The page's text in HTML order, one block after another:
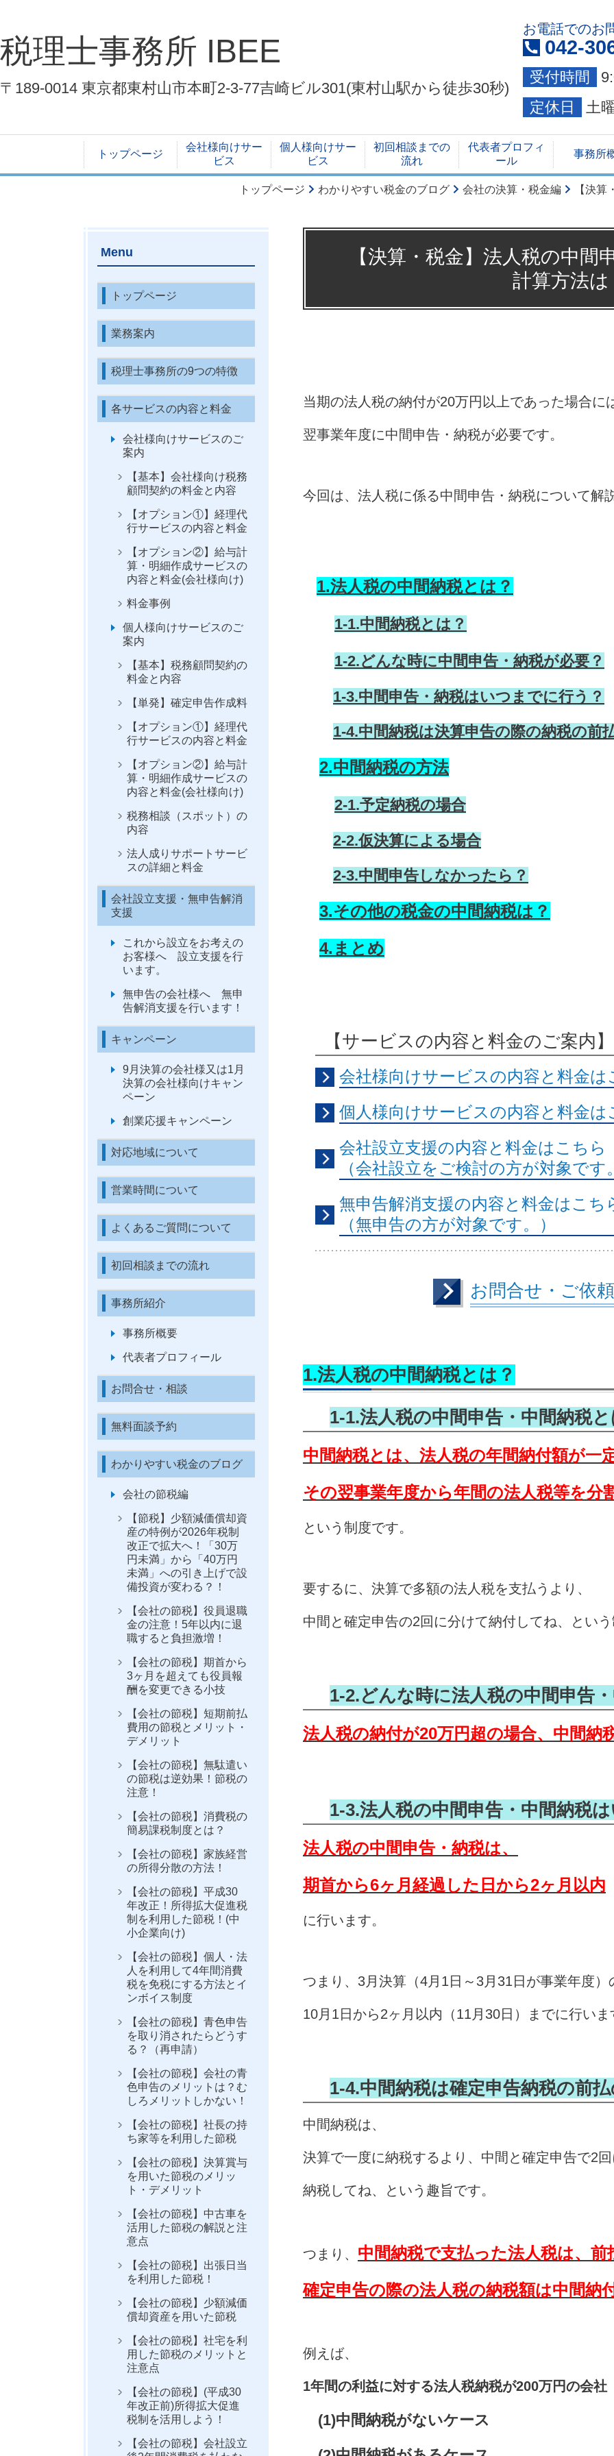
税理士事務所 IBEE
〒189-0014 東京都東村山市本町2-3-77吉崎ビル301(東村山駅から徒歩30秒)
お電話でのお
042-
受付時間
定休日
土
トップページ
会社様向けサー
ビス
個人様向けサー
ビス
初回相談までの
流れ
代表者プロフィ
ール
事務所
トップページ わかりやすい税金のブログ 会社の決算・税金編 【決
【決算・税金】法人税の中間
計算方法は
当期の法人税の納付が20万円以上であった場合に
翌事業年度に中間申告・納税が必要です。
今回は、法人税に係る中間申告・納税について解
1.法人税の中間納税とは？
1-1.中間納税とは？
1-2.どんな時に中間申告・納税が必要？
1-3.中間申告・納税はいつまでに行う？
1-4.中間納税は決算申告の際の納税の前
2.中間納税の方法
2-1.予定納税の場合
2-2.仮決算による場合
2-3.中間申告しなかったら？
3.その他の税金の中間納税は？
4.まとめ
【サービスの内容と料金のご案内】
会社様向けサービスの内容と料金は
個人様向けサービスの内容と料金は
会社設立支援の内容と料金はこちら
（会社設立をご検討の方が対象です
無申告解消支援の内容と料金はこち
（無申告の方が対象です。）
お問合せ・ご依
1.法人税の中間納税とは？
1-1.法人税の中間申告・中間納税
中間納税とは、法人税の年間納付額が一
その翌事業年度から年間の法人税等を分
という制度です。
要するに、決算で多額の法人税を支払うより、
中間と確定申告の2回に分けて納付してね、とい
1-2.どんな時に法人税の中間申告
法人税の納付が20万円超の場合、中間納
1-3.法人税の中間申告・中間納税
法人税の中間申告・納税は、
期首から6ヶ月経過した日から2ヶ月以内
に行います。
つまり、3月決算（4月1日～3月31日が事業年度）
10月1日から2ヶ月以内（11月30日）までに行いま
1-4.中間納税は確定申告納税の前
中間納税は、
決算で一度に納税するより、中間と確定申告で2
納税してね、という趣旨です。
つまり、 中間納税で支払った法人税は、
確定申告の際の法人税の納税額は中間納
例えば、
1年間の利益に対する法人税納税が200万円の会社
(1)中間納税がないケース
Menu
トップページ
業務案内
税理士事務所の9つの特徴
各サービスの内容と料金
会社様向けサービスのご
案内
【基本】会社様向け税務
顧問契約の料金と内容
【オプション①】経理代
行サービスの内容と料金
【オプション②】給与計
算・明細作成サービスの
内容と料金(会社様向け)
料金事例
個人様向けサービスのご
案内
【基本】税務顧問契約の
料金と内容
【単発】確定申告作成料
【オプション①】経理代
行サービスの内容と料金
【オプション②】給与計
算・明細作成サービスの
内容と料金(会社様向け)
税務相談（スポット）の
内容
法人成りサポートサービ
スの詳細と料金
会社設立支援・無申告解消
支援
これから設立をお考えの
お客様へ 設立支援を行
います。
無申告の会社様へ 無申
告解消支援を行います！
キャンペーン
9月決算の会社様又は1月
決算の会社様向けキャン
ペーン
創業応援キャンペーン
対応地域について
営業時間について
よくあるご質問について
初回相談までの流れ
事務所紹介
事務所概要
代表者プロフィール
お問合せ・相談
無料面談予約
わかりやすい税金のブログ
会社の節税編
【節税】少額減価償却資
産の特例が2026年税制
改正で拡大へ！「30万
円未満」から「40万円
未満」への引き上げで設
備投資が変わる？！
【会社の節税】役員退職
金の注意！5年以内に退
職すると負担激増！
【会社の節税】期首から
3ヶ月を超えても役員報
酬を変更できる小技
【会社の節税】短期前払
費用の節税とメリット・
デメリット
【会社の節税】無駄遣い
の節税は逆効果！節税の
注意！
【会社の節税】消費税の
簡易課税制度とは？
【会社の節税】家族経営
の所得分散の方法！
【会社の節税】平成30
年改正！所得拡大促進税
制を利用した節税！(中
小企業向け)
【会社の節税】個人・法
人を利用して4年間消費
税を免税にする方法とイ
ンボイス制度
【会社の節税】青色申告
を取り消されたらどうす
る？（再申請）
【会社の節税】会社の青
色申告のメリットは？む
しろメリットしかない！
【会社の節税】社長の持
ち家等を利用した節税
【会社の節税】決算賞与
を用いた節税のメリッ
ト・デメリット
【会社の節税】中古車を
活用した節税の解説と注
意点
【会社の節税】出張日当
を利用した節税！
【会社の節税】少額減価
償却資産を用いた節税
【会社の節税】社宅を利
用した節税のメリットと
注意点
【会社の節税】(平成30
年改正前)所得拡大促進
税制を活用しよう！
【会社の節税】会社設立